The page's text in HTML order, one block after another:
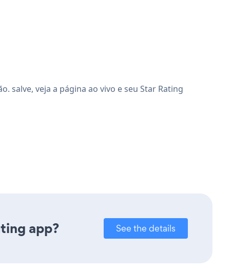
salve, veja a página ao vivo e seu Star Rating
app? See the details